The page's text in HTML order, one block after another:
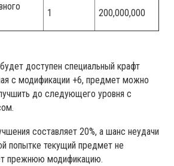
1 200,000,000
доступен специальный крафт
с модификации +6, предмет можно
до следующего уровня с
составляет 20%, а шанс неудачи
попытке текущий предмет не
прежнюю модификацию.